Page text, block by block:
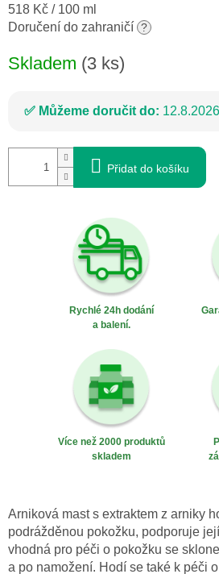
Měrná
cena:
518 Kč / 100 ml
Doručení do zahraničí ?
Skladem (3 ks)
Můžeme doručit do: 12.8.2026
Přidat do košíku
Rychlé 24h dodání
a balení.
Více než 2000 produktů
skladem
Arniková mast s extraktem z arniky
podrážděnou pokožku, podporuje
vhodná pro péči o pokožku se
a po namožení. Hodí se také k péči